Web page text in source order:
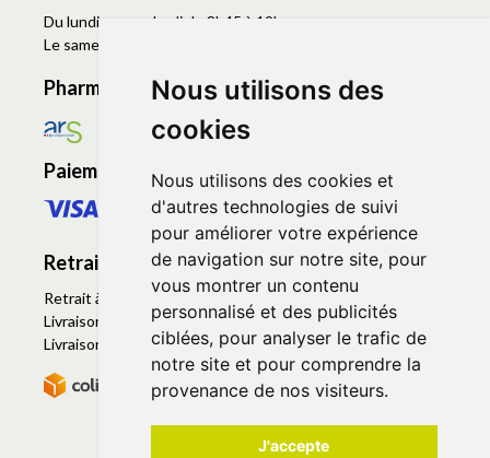
Nous utilisons des
cookies
Nous utilisons des cookies et
d'autres technologies de suivi
pour améliorer votre expérience
de navigation sur notre site, pour
vous montrer un contenu
personnalisé et des publicités
ciblées, pour analyser le trafic de
notre site et pour comprendre la
provenance de nos visiteurs.
J'accepte
Du lundi au vendredi de 8h45 à 19h
Le samedi de 9h à 19h
Pharmacie en ligne agréée
Paiement sécurisé
Retrait - Livraison
Retrait à la pharmacie - Click & Collect
Livraison en Point Relais
Livraison à domicile